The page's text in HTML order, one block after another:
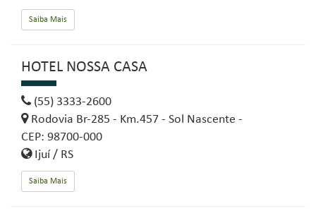
Saiba Mais
HOTEL NOSSA CASA
(55) 3333-2600
Rodovia Br-285 - Km.457 - Sol Nascente -
CEP: 98700-000
Ijuí / RS
Saiba Mais